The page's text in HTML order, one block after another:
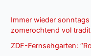
Immer wieder
zomerochtend vol
ZDF-Fernsehgarten: